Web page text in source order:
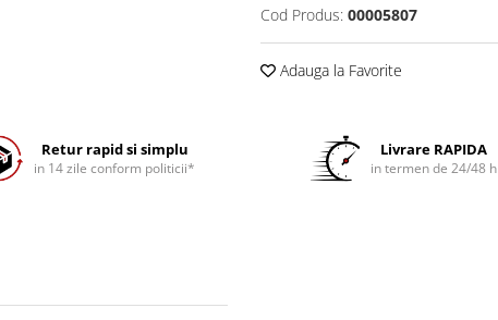
Cod Produs: 00005807
Adauga la Favorite
Retur rapid si simplu
in 14 zile conform politicii*
Livrare RAPIDA
in termen de 24/48 h